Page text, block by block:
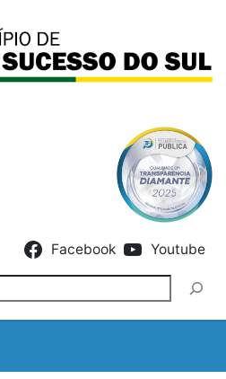
Facebook Youtube